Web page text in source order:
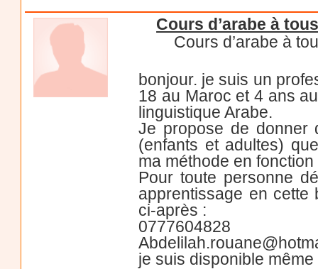
Cours d’arabe à
Cours d’arabe à
bonjour. je suis un
18 au Maroc et 4 ans
linguistique Arabe.
Je propose de donner
(enfants et adultes)
ma méthode en
Pour toute personne
apprentissage en cette
ci-après :
0777604828
je suis disponible